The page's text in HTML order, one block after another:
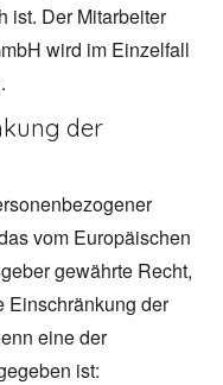
ist. Der Mitarbeiter
wird im Einzelfall
der
vom Europäischen
gewährte Recht,
Einschränkung der
eine der
ist: